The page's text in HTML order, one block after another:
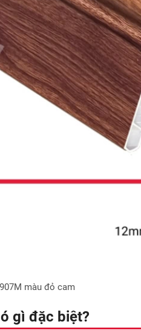
màu đỏ cam
gì đặc biệt?